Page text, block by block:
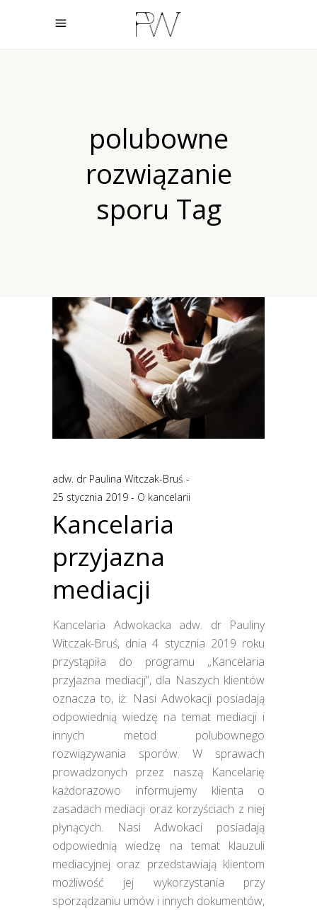
polubowne
rozwiązanie
sporu Tag
adw. dr Paulina Witczak-Bruś
25 stycznia 2019
O kancelarii
Kancelaria
przyjazna
mediacji
Kancelaria Adwokacka adw. dr Pauliny
Witczak-Bruś, dnia 4 stycznia 2019 roku
przystąpiła do programu „Kancelaria
przyjazna mediacji”, dla Naszych klientów
oznacza to, iż: Nasi Adwokacji posiadają
odpowiednią wiedzę na temat mediacji i
innych metod polubownego
rozwiązywania sporów. W sprawach
prowadzonych przez naszą Kancelarię
każdorazowo informujemy klienta o
zasadach mediacji oraz korzyściach z niej
płynących. Nasi Adwokaci posiadają
odpowiednią wiedzę na temat klauzuli
mediacyjnej oraz przedstawiają klientom
możliwość jej wykorzystania przy
sporządzaniu umów i innych dokumentów,